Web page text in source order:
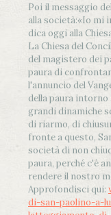
Poi il messaggio
alla società:«Io mi
dica oggi alla
La Chiesa del
del magistero dei
paura di
l'annuncio del
della paura intorno
grandi dinamiche
di riarmo, di
fronte a questo,
società di non
paura, perché c'è
rendere il nostro
Approfondisci qui:
di-san-paolino-a-